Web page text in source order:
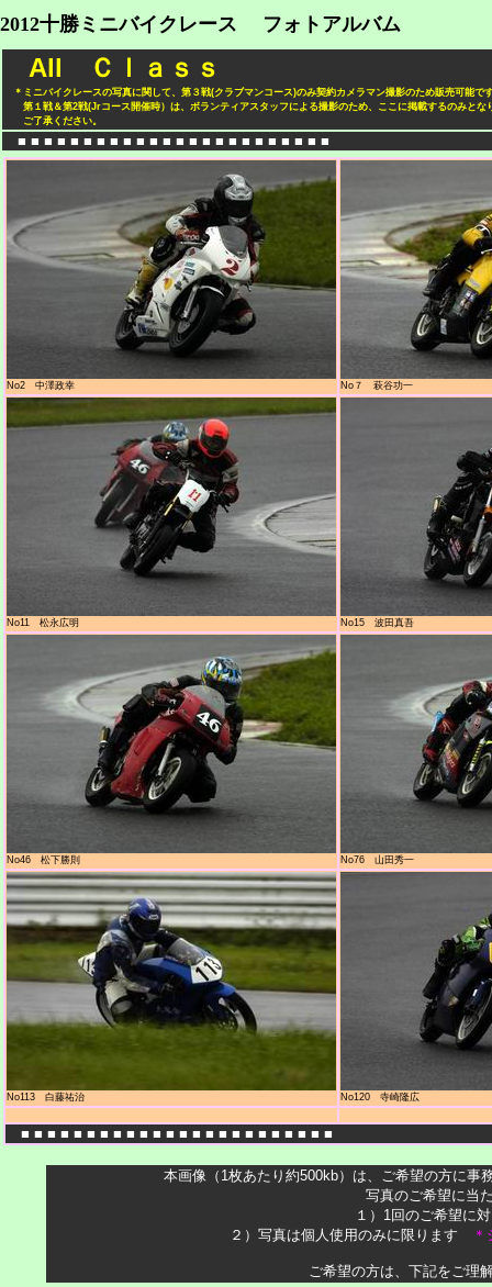
2012十勝ミニバイクレース フォトアルバム
All Ｃｌａｓｓ
＊ミニバイクレースの写真に関して、第３戦(クラブマンコース)のみ契約カメラマン撮影のため販売可能で
第１戦＆第2戦(Jrコース開催時）は、ボランティアスタッフによる撮影のため、ここに掲載するのみとな
ご了承ください。
■ ■ ■ ■ ■ ■ ■ ■ ■ ■ ■ ■ ■ ■ ■ ■ ■ ■ ■ ■ ■ ■ ■ ■
No2 中澤政幸 No７ 萩谷功一
No11 松永広明 No15 波田真吾
No46 松下勝則 No76 山田秀一
No113 白藤祐治 No120 寺崎隆広
■ ■ ■ ■ ■ ■ ■ ■ ■ ■ ■ ■ ■ ■ ■ ■ ■ ■ ■ ■ ■ ■ ■ ■
本画像（1枚あたり約500kb）は、ご希望の方に
写真のご希望に当
１）1回のご希望に対
２）写真は個人使用のみに限ります
ご希望の方は、下記をご理